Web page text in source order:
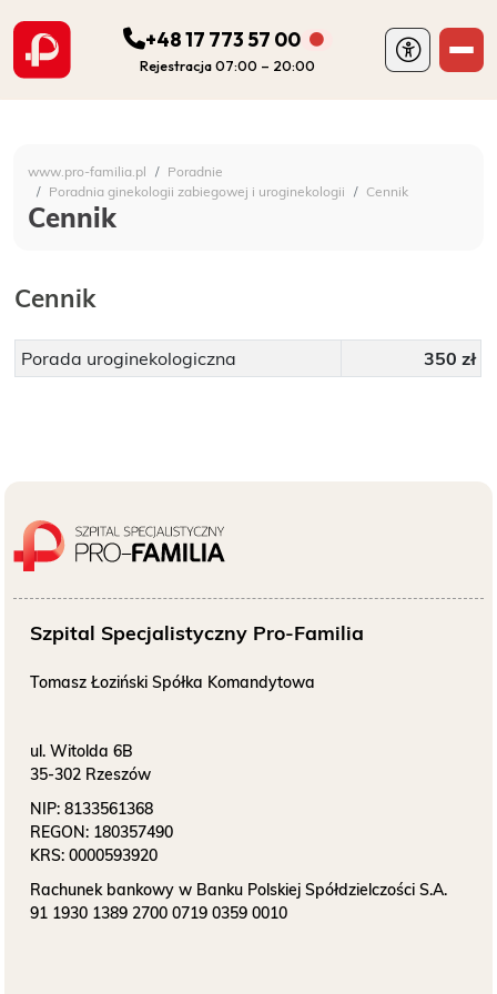
Szpital Specjalistyczny
+48 17 773 57 00
Rejestracja 07:00 – 20:00
PORADNIE
POZOSTAŁA DZIAŁALNOŚĆ SZPITALA
KONTAKT
ONKOLOGIA
STOMATOLOGIA
SZUKAJ
Bezpłatne badania laboratoryjne
www.pro-familia.pl
Poradnie
Poradnia ginekologii zabiegowej i uroginekologii
Cennik
Cennik
Cennik
Porada uroginekologiczna 350 zł
Szpital Specjalistyczny Pro-Familia
Tomasz Łoziński Spółka Komandytowa
ul. Witolda 6B
35-302 Rzeszów
NIP: 8133561368
REGON: 180357490
KRS: 0000593920
Rachunek bankowy w Banku Polskiej Spółdzielczości S.A.
91 1930 1389 2700 0719 0359 0010